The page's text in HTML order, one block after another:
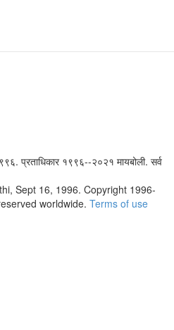
प्रताधिकार १९९६--२०२१ मायबोली. सर्व
Sept 16, 1996. Copyright 1996-
worldwide. Terms of use